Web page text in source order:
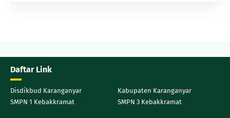
Daftar Link
Disdikbud Karanganyar
Kabupaten Karanganyar
SMPN 1 Kebakkramat
SMPN 3 Kebakkramat